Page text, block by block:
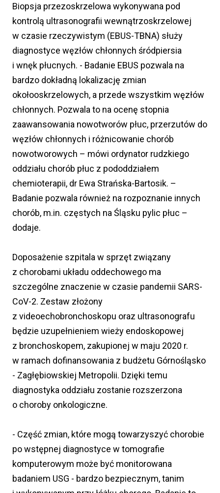
Biopsja przezoskrzelowa wykonywana pod
kontrolą ultrasonografii wewnątrzoskrzelowej
w czasie rzeczywistym (EBUS-TBNA) służy
diagnostyce węzłów chłonnych śródpiersia
i wnęk płucnych. - Badanie EBUS pozwala na
bardzo dokładną lokalizację zmian
okołooskrzelowych, a przede wszystkim węzłów
chłonnych. Pozwala to na ocenę stopnia
zaawansowania nowotworów płuc, przerzutów do
węzłów chłonnych i różnicowanie chorób
nowotworowych – mówi ordynator rudzkiego
oddziału chorób płuc z pododdziałem
chemioterapii, dr Ewa Strańska-Bartosik. –
Badanie pozwala również na rozpoznanie innych
chorób, m.in. częstych na Śląsku pylic płuc –
dodaje.
Doposażenie szpitala w sprzęt związany
z chorobami układu oddechowego ma
szczególne znaczenie w czasie pandemii SARS-
CoV-2. Zestaw złożony
z videoechobronchoskopu oraz ultrasonografu
będzie uzupełnieniem wieży endoskopowej
z bronchoskopem, zakupionej w maju 2020 r.
w ramach dofinansowania z budżetu Górnośląsko
- Zagłębiowskiej Metropolii. Dzięki temu
diagnostyka oddziału zostanie rozszerzona
o choroby onkologiczne.
- Część zmian, które mogą towarzyszyć chorobie
po wstępnej diagnostyce w tomografie
komputerowym może być monitorowana
badaniem USG - bardzo bezpiecznym, tanim